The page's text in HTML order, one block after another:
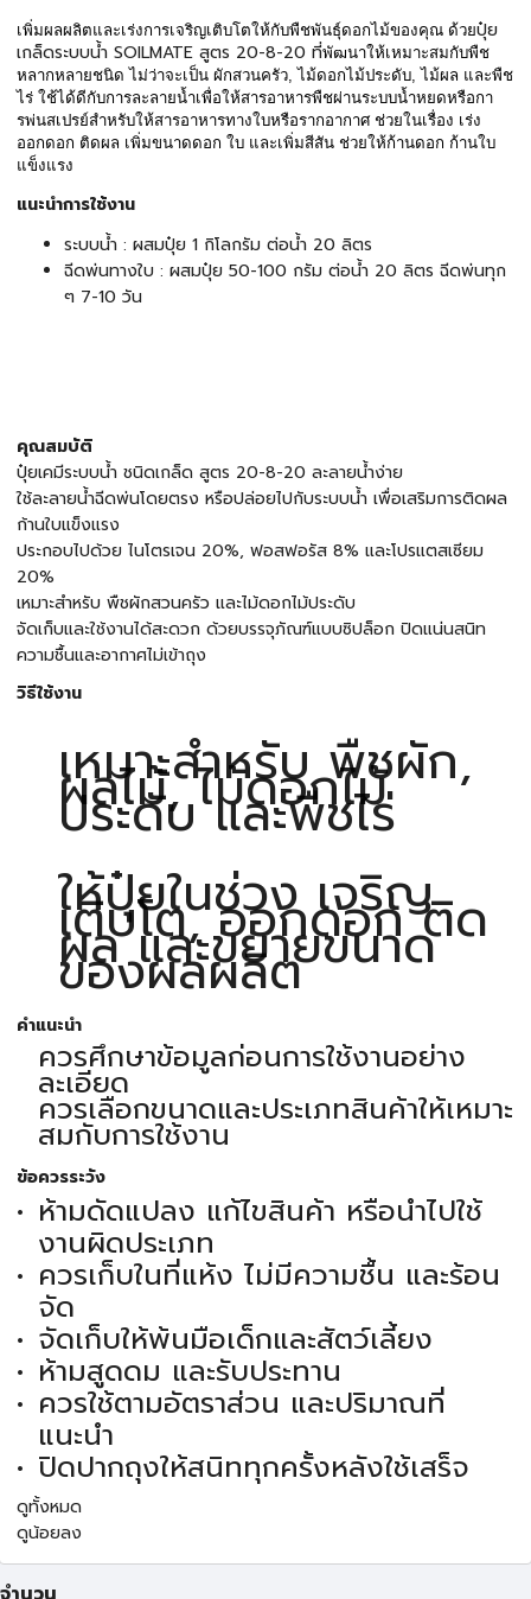
เพิ่มผลผลิตและเร่งการเจริญเติบโตให้กับพืชพันธุ์ดอกไม้ของคุณ ด้วยปุ๋ย
เกล็ดระบบน้ำ SOILMATE สูตร 20-8-20 ที่พัฒนาให้เหมาะสมกับพืช
หลากหลายชนิด ไม่ว่าจะเป็น ผักสวนครัว, ไม้ดอกไม้ประดับ, ไม้ผล และพืช
ไร่ ใช้ได้ดีกับการละลายน้ำเพื่อให้สารอาหารพืชผ่านระบบน้ำหยดหรือกา
รพ่นสเปรย์สำหรับให้สารอาหารทางใบหรือรากอากาศ ช่วยในเรื่อง เร่ง
ออกดอก ติดผล เพิ่มขนาดดอก ใบ และเพิ่มสีสัน ช่วยให้ก้านดอก ก้านใบ
แข็งแรง
แนะนำการใช้งาน
ระบบน้ำ : ผสมปุ๋ย 1 กิโลกรัม ต่อน้ำ 20 ลิตร
ฉีดพ่นทางใบ : ผสมปุ๋ย 50-100 กรัม ต่อน้ำ 20 ลิตร ฉีดพ่นทุก
ๆ 7-10 วัน
คุณสมบัติ
ปุ๋ยเคมีระบบน้ำ ชนิดเกล็ด สูตร 20-8-20 ละลายน้ำง่าย
ใช้ละลายน้ำฉีดพ่นโดยตรง หรือปล่อยไปกับระบบน้ำ เพื่อเสริมการติดผล
ก้านใบแข็งแรง
ประกอบไปด้วย ไนโตรเจน 20%, ฟอสฟอรัส 8% และโปรแตสเซียม
20%
เหมาะสำหรับ พืชผักสวนครัว และไม้ดอกไม้ประดับ
จัดเก็บและใช้งานได้สะดวก ด้วยบรรจุภัณฑ์แบบซิปล็อก ปิดแน่นสนิท
ความชื้นและอากาศไม่เข้าถุง
วิธีใช้งาน
เหมาะสำหรับ พืชผัก,
ผลไม้, ไม้ดอกไม้
ประดับ และพืชไร่
ให้ปุ๋ยในช่วง เจริญ
เติบโต, ออกดอก ติด
ผล และขยายขนาด
ของผลผลิต
คำแนะนำ
ควรศึกษาข้อมูลก่อนการใช้งานอย่าง
ละเอียด
ควรเลือกขนาดและประเภทสินค้าให้เหมาะ
สมกับการใช้งาน
ข้อควรระวัง
ห้ามดัดแปลง แก้ไขสินค้า หรือนำไปใช้
งานผิดประเภท
ควรเก็บในที่แห้ง ไม่มีความชื้น และร้อน
จัด
จัดเก็บให้พ้นมือเด็กและสัตว์เลี้ยง
ห้ามสูดดม และรับประทาน
ควรใช้ตามอัตราส่วน และปริมาณที่
แนะนำ
ปิดปากถุงให้สนิททุกครั้งหลังใช้เสร็จ
ดูทั้งหมด
ดูน้อยลง